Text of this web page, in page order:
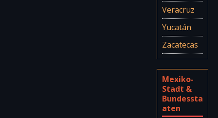
Veracruz
Yucatán
Zacatecas
Mexiko-
Stadt &
Bundessta
aten